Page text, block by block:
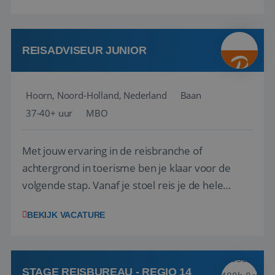
werken: of het nu gaat om vragen ...
REISADVISEUR JUNIOR
Hoorn, Noord-Holland, Nederland
Baan
37-40+ uur
MBO
Met jouw ervaring in de reisbranche of
achtergrond in toerisme ben je klaar voor de
volgende stap. Vanaf je stoel reis je de hele
wensen van je team, je klant en wat er in de
klanten te overtuigen om die droomreis te
boeken! ...
BEKIJK VACATURE
STAGE REISBUREAU - REGIO 14